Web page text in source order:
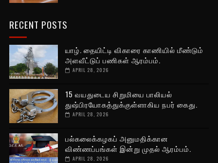
RECENT POSTS
யாழ். தையிட்டி விகாரை காணியில் மீண்டும்
அளவீட்டுப் பணிகள் ஆரம்பம்.
APRIL 28, 2026
15 வயதுடைய சிறுமியை பாலியல்
துஷ்பிரயோகத்துக்குள்ளாகிய நபர் கைது.
APRIL 28, 2026
பல்கலைக்கழகப் அனுமதிக்கான
விண்ணப்பங்கள் இன்று முதல் ஆரம்பம்.
APRIL 28, 2026